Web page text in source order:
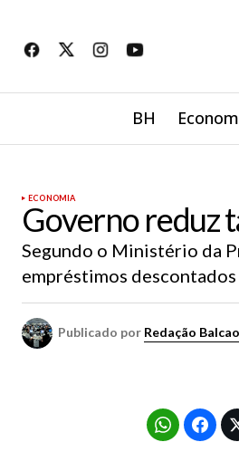
BH
ECONOMIA
Governo reduz
Segundo o Ministério da
empréstimos
Publicado por Redação